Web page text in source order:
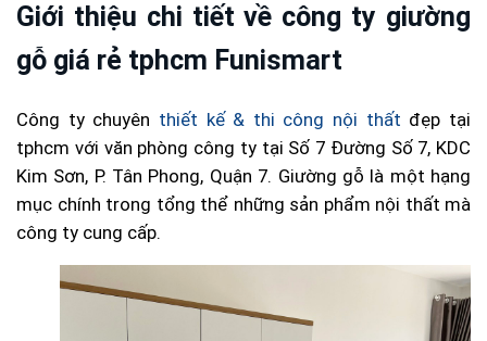
Giới thiệu chi tiết về công ty giường
gỗ giá rẻ tphcm Funismart
Công ty chuyên thiết kế & thi công nội thất đẹp tại
tphcm với văn phòng công ty tại Số 7 Đường Số 7, KDC
Kim Sơn, P. Tân Phong, Quận 7. Giường gỗ là một hạng
mục chính trong tổng thể những sản phẩm nội thất mà
công ty cung cấp.